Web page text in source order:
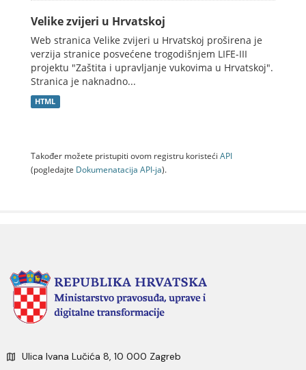
Velike zvijeri u Hrvatskoj
Web stranica Velike zvijeri u Hrvatskoj proširena je
verzija stranice posvećene trogodišnjem LIFE-III
projektu "Zaštita i upravljanje vukovima u Hrvatskoj".
Stranica je naknadno...
HTML
Također možete pristupiti ovom registru koristeći API
(pogledajte Dokumenаtаcijа API-jа).